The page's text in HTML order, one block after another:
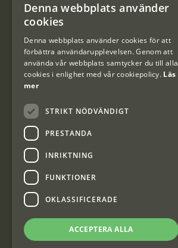
#Interjaktfamily
Kundklubb
Information om kundklubben.
Interjakt Sweden AB, Årjäng
SWEDISH
Denna webbplats använder
cookies
Denna webbplats använder cookies för att
förbättra användarupplevelsen. Genom att
använda vår webbplats samtycker du till alla
cookies i enlighet med vår cookiepolicy. Läs
mer
STRIKT NÖDVÄNDIGT
PRESTANDA
INRIKTNING
FUNKTIONER
OKLASSIFICERADE
ACCEPTERA ALLA